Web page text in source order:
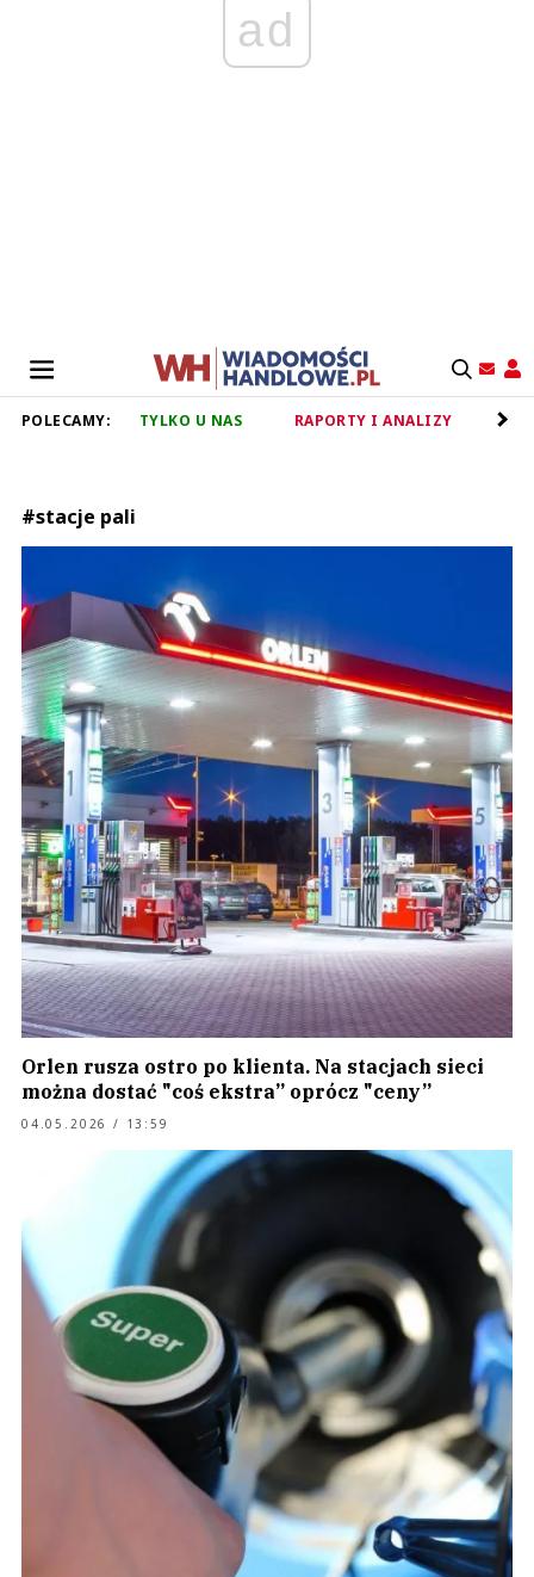
ad
POLECAMY: TYLKO U NAS RAPORTY I ANALIZY
#stacje pali
Orlen rusza ostro po klienta. Na stacjach sieci
można dostać "coś ekstra” oprócz "ceny”
04.05.2026 / 13:59